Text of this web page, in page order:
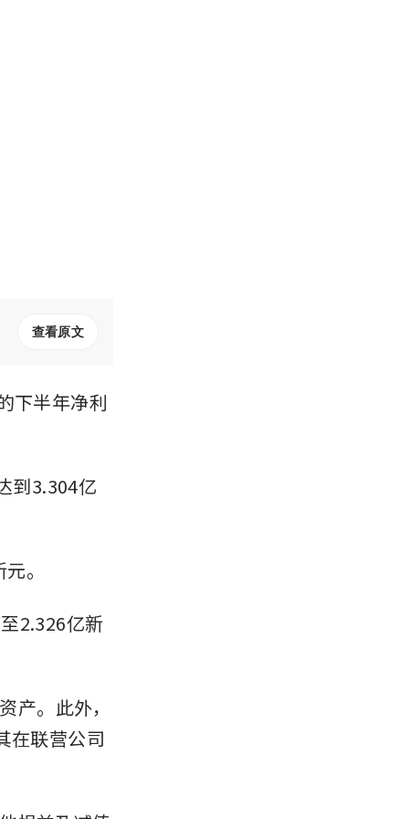
查看原文
下半年净利
到3.304亿
。
2.326亿新
产。此外，
在联营公司